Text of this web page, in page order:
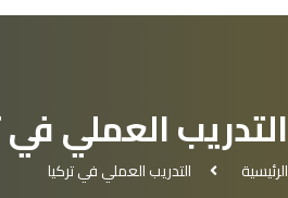
التدريب العملي في
الرئيسية التدريب العملي في تركيا